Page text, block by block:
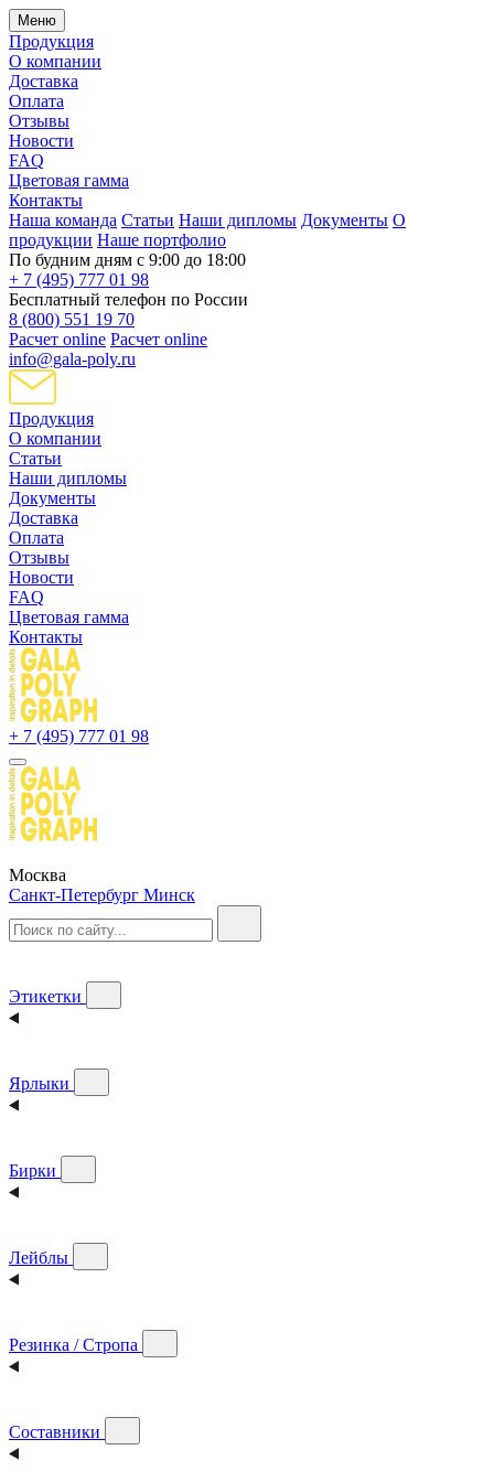
Меню
Продукция
О компании
Доставка
Оплата
Отзывы
Новости
FAQ
Цветовая гамма
Контакты
Наша команда Статьи Наши дипломы Документы О
продукции Наше портфолио
По будним дням с 9:00 до 18:00
+ 7 (495) 777 01 98
Бесплатный телефон по России
8 (800) 551 19 70
Расчет online Расчет online
info@gala-poly.ru
Продукция
О компании
Статьи
Наши дипломы
Документы
Доставка
Оплата
Отзывы
Новости
FAQ
Цветовая гамма
Контакты
+ 7 (495) 777 01 98
Москва
Санкт-Петербург Минск
Этикетки
Ярлыки
Бирки
Лейблы
Резинка / Стропа
Составники